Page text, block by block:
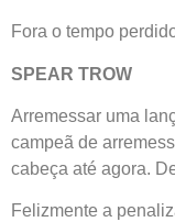
Fora o tempo
SPEAR TROW
Arremessar uma
campeã de
cabeça até agora.
Felizmente a